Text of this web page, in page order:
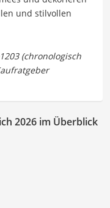
und stilvollen
2026 im Überblick